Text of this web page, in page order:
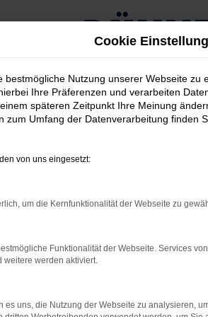
das Laden bestimmter Seiten
Cookie
bestmögliche Nutzung unserer Webseite
Ihre Präferenzen und verarbeiten
späteren Zeitpunkt Ihre Meinung
zum Umfang der Datenverarbeitung finden
von uns eingesetzt:
um die Kernfunktionalität der Webseite zu
Funktionalität der Webseite. Services
weitere werden aktiviert.
es uns, die Nutzung der Webseite zu analysieren,